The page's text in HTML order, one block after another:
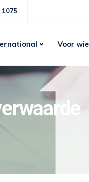
Voor wie